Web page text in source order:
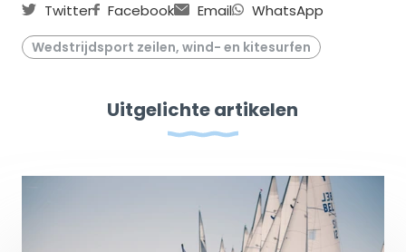
Twitter
Facebook Email WhatsApp
Wedstrijdsport zeilen, wind- en kitesurfen
Uitgelichte artikelen